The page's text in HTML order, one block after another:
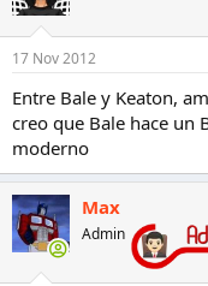
17 Nov 2012
Entre Bale y Keaton,
creo que Bale hace un
moderno
Max
Admin